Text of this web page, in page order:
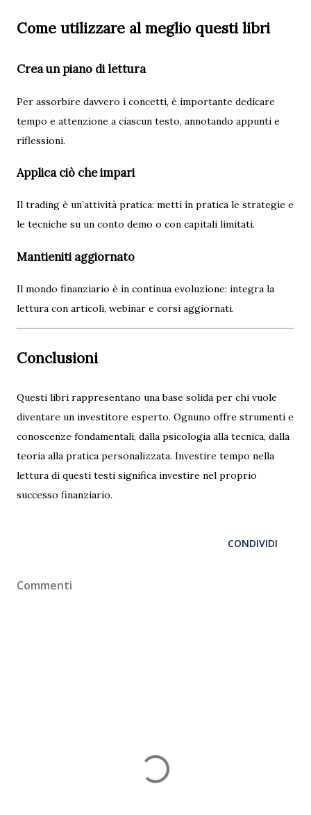
Come utilizzare al meglio questi libri
Crea un piano di lettura
Per assorbire davvero i concetti, è importante dedicare
tempo e attenzione a ciascun testo, annotando appunti e
riflessioni.
Applica ciò che impari
Il trading è un’attività pratica: metti in pratica le strategie e
le tecniche su un conto demo o con capitali limitati.
Mantieniti aggiornato
Il mondo finanziario è in continua evoluzione: integra la
lettura con articoli, webinar e corsi aggiornati.
Conclusioni
Questi libri rappresentano una base solida per chi vuole
diventare un investitore esperto. Ognuno offre strumenti e
conoscenze fondamentali, dalla psicologia alla tecnica, dalla
teoria alla pratica personalizzata. Investire tempo nella
lettura di questi testi significa investire nel proprio
successo finanziario.
CONDIVIDI
Commenti